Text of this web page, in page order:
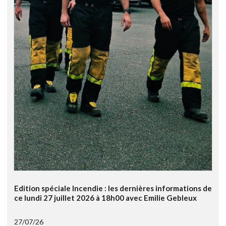
Edition spéciale Incendie : les dernières informations de
ce lundi 27 juillet 2026 à 18h00 avec Emilie Gebleux
27/07/26